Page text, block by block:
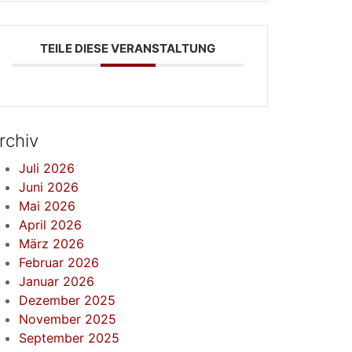
TEILE DIESE VERANSTALTUNG
Juli 2026
Juni 2026
Mai 2026
April 2026
März 2026
Februar 2026
Januar 2026
Dezember 2025
November 2025
September 2025